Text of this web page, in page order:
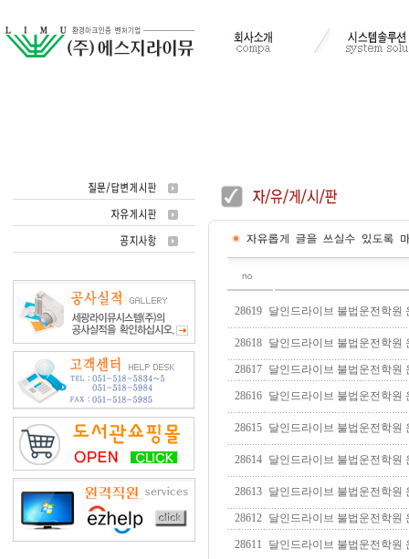
28619 달인드라이브 불법운전학원
28618 달인드라이브 불법운전학원
28617 달인드라이브 불법운전학원
28616 달인드라이브 불법운전학원
28615 달인드라이브 불법운전학원
28614 달인드라이브 불법운전학원
28613 달인드라이브 불법운전학원
28612 달인드라이브 불법운전학원
28611 달인드라이브 불법운전학원